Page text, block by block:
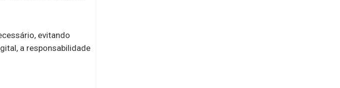
evitando
a responsabilidade